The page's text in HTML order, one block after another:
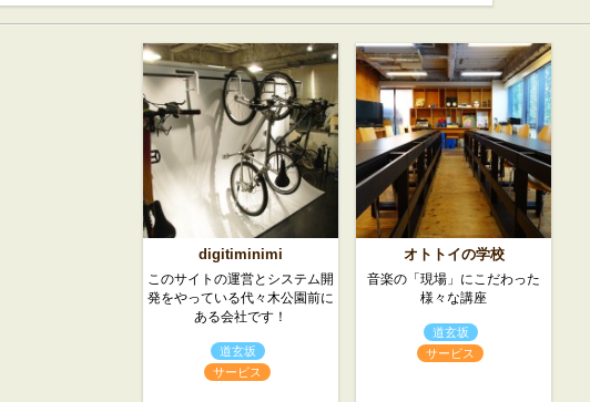
digitiminimi
このサイトの運営とシステム開
発をやっている代々木公園前に
ある会社です！
道玄坂
サービス
オトトイの学校
音楽の「現場」にこだわった
様々な講座
道玄坂
サービス